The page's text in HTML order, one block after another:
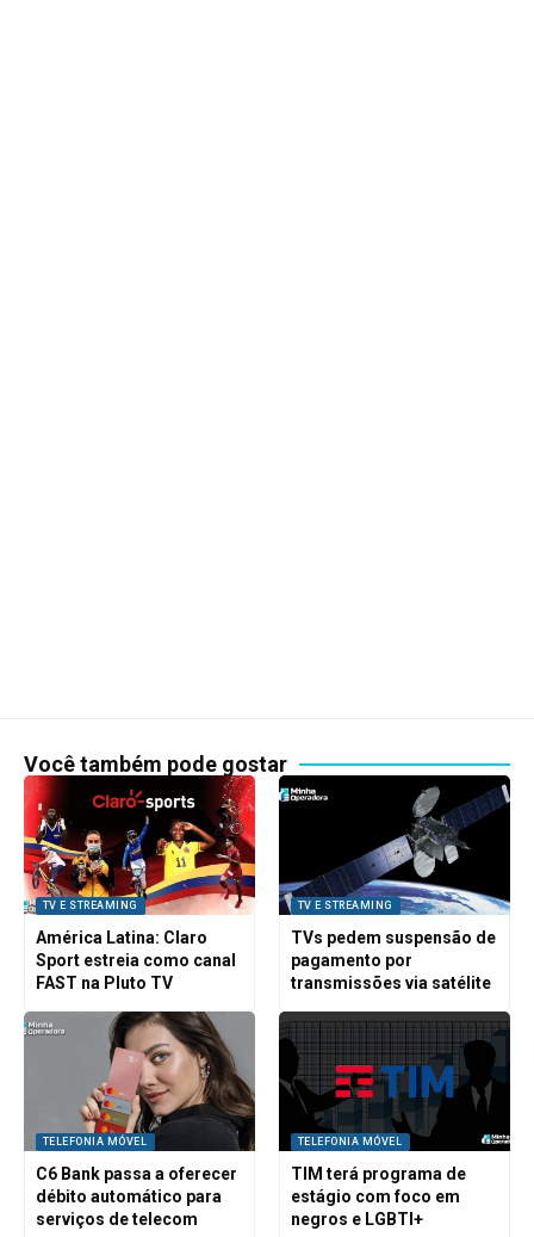
Você também pode gostar
TV E STREAMING
América Latina: Claro
Sport estreia como canal
FAST na Pluto TV
TV E STREAMING
TVs pedem suspensão de
pagamento por
transmissões via satélite
TELEFONIA MÓVEL
C6 Bank passa a oferecer
débito automático para
serviços de telecom
TELEFONIA MÓVEL
TIM terá programa de
estágio com foco em
negros e LGBTI+